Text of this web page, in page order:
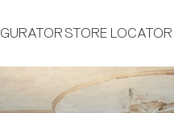
STORE LOCATOR